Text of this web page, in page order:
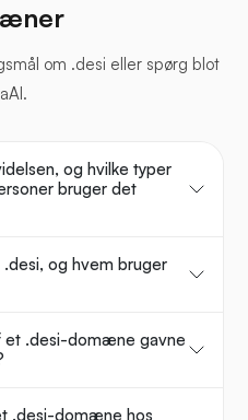
om .desi eller spørg blot
og hvilke typer
bruger det
og hvem bruger
et .desi-domæne gavne
.desi-domæne hos